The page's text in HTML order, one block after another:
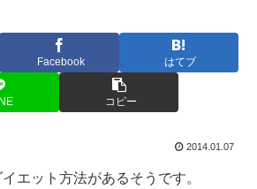
Facebook はてブ
コピー
2014.01.07
エット方法があるそうです。